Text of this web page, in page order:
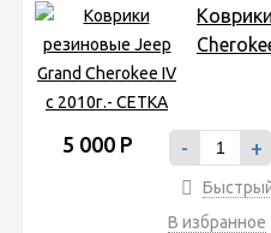
5 000 Р - +
В избранное